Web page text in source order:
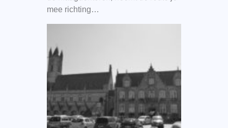
mee richting…